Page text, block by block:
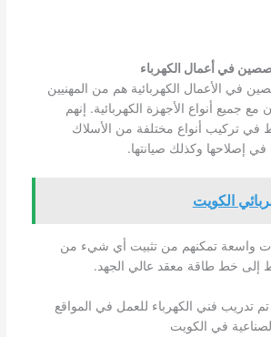
في أعمال الكهرباء
في الأعمال الكهربائية هم من المهنيين
مع جميع أنواع الأجهزة الكهربائية. إنهم
تركيب أنواع مختلفة من الأسلاك
في إصلاحها وكذلك صيانتها.
الكويت
واسعة تمكنهم من تثبيت أي شيء من
إلى خط طاقة معقد عالي الجهد.
تدريب فني الكهرباء للعمل في المواقع
في الكويت